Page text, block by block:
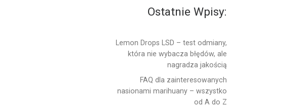
Ostatnie Wpisy:
Lemon Drops LSD – test odmiany,
która nie wybacza błędów, ale
nagradza jakością
FAQ dla zainteresowanych
nasionami marihuany – wszystko
od A do Z